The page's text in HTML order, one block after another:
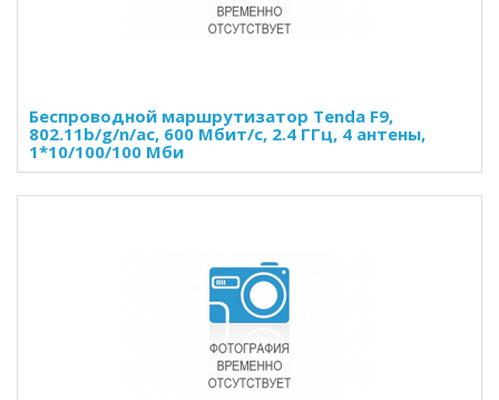
Беспроводной маршрутизатор Tenda F9,
802.11b/g/n/ac, 600 Мбит/с, 2.4 ГГц, 4 антены,
1*10/100/100 Мби